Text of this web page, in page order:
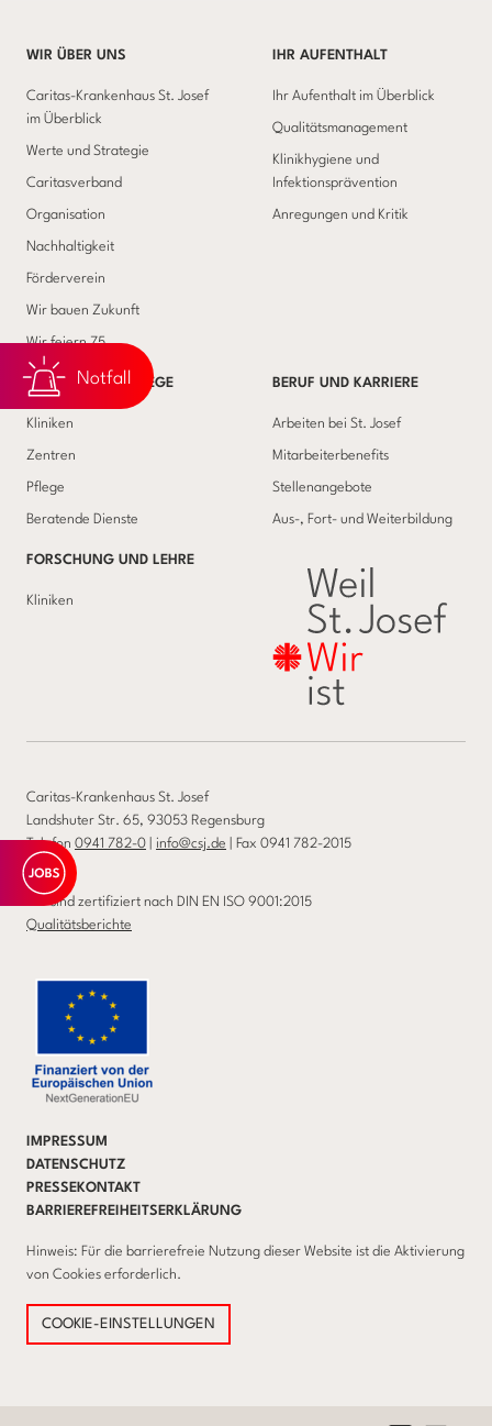
WIR ÜBER UNS
Caritas-Krankenhaus St. Josef
im Überblick
Werte und Strategie
Caritasverband
Organisation
Nachhaltigkeit
Förderverein
Wir bauen Zukunft
Wir feiern 75
IHR AUFENTHALT
Ihr Aufenthalt im Überblick
Qualitätsmanagement
Klinikhygiene und
Infektionsprävention
Anregungen und Kritik
MEDIZIN UND PFLEGE
Kliniken
Zentren
Pflege
Beratende Dienste
BERUF UND KARRIERE
Arbeiten bei St. Josef
Mitarbeiterbenefits
Stellenangebote
Aus-, Fort- und Weiterbildung
FORSCHUNG UND LEHRE
Kliniken
Caritas-Krankenhaus St. Josef
Landshuter Str. 65, 93053 Regensburg
Telefon 0941 782-0 info@csj.de | Fax 0941 782-2015
Wir sind zertifiziert nach DIN EN ISO 9001:2015
Qualitätsberichte
IMPRESSUM
DATENSCHUTZ
PRESSEKONTAKT
BARRIEREFREIHEITSERKLÄRUNG
Hinweis: Für die barrierefreie Nutzung dieser Website ist die Aktivierung
von Cookies erforderlich.
COOKIE-EINSTELLUNGEN
Notfall